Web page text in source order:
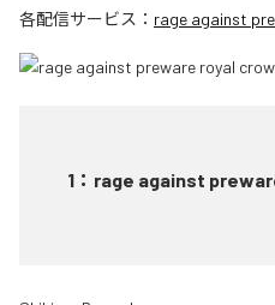
各配信サービス： rage against
1 ： rage against